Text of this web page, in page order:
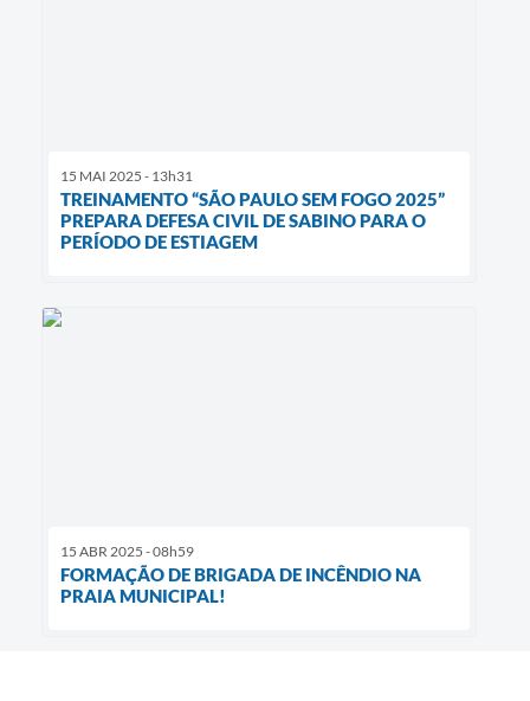
15 MAI 2025 - 13h31
TREINAMENTO “SÃO PAULO SEM FOGO 2025”
PREPARA DEFESA CIVIL DE SABINO PARA O
PERÍODO DE ESTIAGEM
15 ABR 2025 - 08h59
FORMAÇÃO DE BRIGADA DE INCÊNDIO NA
PRAIA MUNICIPAL!